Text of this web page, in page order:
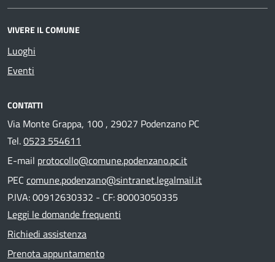
VIVERE IL COMUNE
Luoghi
Eventi
CONTATTI
Via Monte Grappa, 100 , 29027 Podenzano PC
Tel.0523 554611
E-mail protocollo@comune.podenzano.pc.it
PEC comune.podenzano@sintranet.legalmail.it
P.IVA: 00912630332 - CF: 80003050335
Leggi le domande frequenti
Richiedi assistenza
Prenota appuntamento